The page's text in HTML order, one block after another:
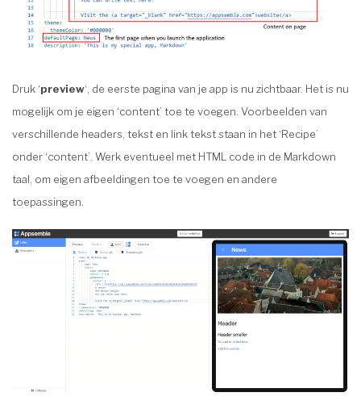
Druk ‘preview‘, de eerste pagina van je app is nu zichtbaar. Het is nu
mogelijk om je eigen ‘content’ toe te voegen. Voorbeelden van
verschillende headers, tekst en link tekst staan in het ‘Recipe’
onder ‘content’. Werk eventueel met HTML code in de Markdown
taal, om eigen afbeeldingen toe te voegen en andere
toepassingen.